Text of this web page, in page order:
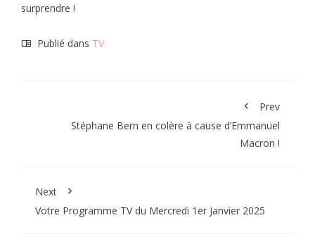
surprendre !
Publié dans TV
Prev
Stéphane Bern en colère à cause d’Emmanuel
Macron !
Next
Votre Programme TV du Mercredi 1er Janvier 2025